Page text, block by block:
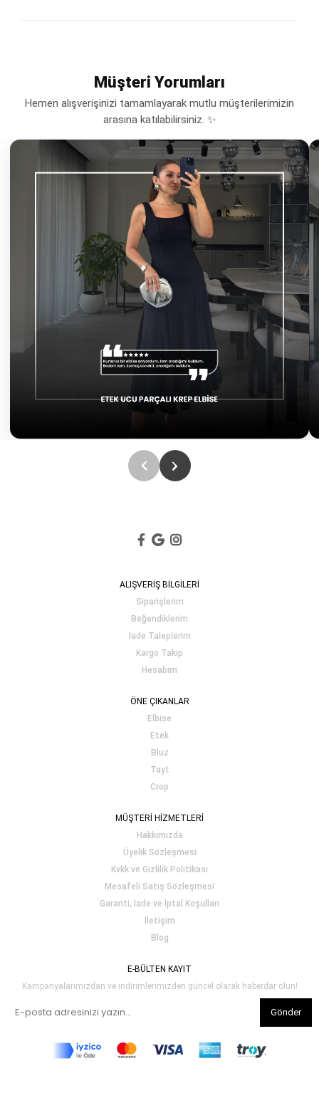
Müşteri Yorumları
Hemen alışverişinizi tamamlayarak mutlu müşterilerimizin
arasına katılabilirsiniz. ✨
ALIŞVERİŞ BİLGİLERİ
Siparişlerim
Beğendiklerim
İade Taleplerim
Kargo Takip
Hesabım
ÖNE ÇIKANLAR
Elbise
Etek
Bluz
Tayt
Crop
MÜŞTERİ HİZMETLERİ
Hakkımızda
Üyelik Sözleşmesi
Kvkk ve Gizlilik Politikası
Mesafeli Satış Sözleşmesi
Garanti, İade ve İptal Koşulları
İletişim
Blog
E-BÜLTEN KAYIT
Kampanyalarımızdan ve indirimlerimizden güncel olarak haberdar olun!
Gönder